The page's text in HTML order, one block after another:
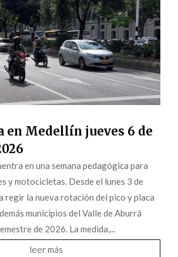
en Medellín jueves 6 de
en una semana pedagógica para
y motocicletas. Desde el lunes 3 de
regir la nueva rotación del pico y placa
municipios del Valle de Aburrá
de 2026. La medida,...
leer más